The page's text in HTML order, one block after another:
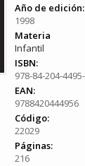
Año de edición:
1998
Materia
Infantil
ISBN:
978-84-204-
EAN:
9788420444956
Código:
22029
Páginas:
216